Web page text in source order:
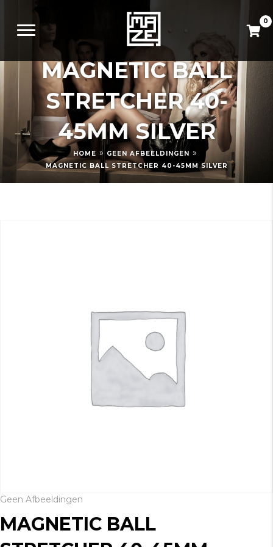
0
MAGNETIC BALL
STRETCHER 40-
45MM SILVER
HOME » GEEN AFBEELDINGEN »
MAGNETIC BALL STRETCHER 40-45MM SILVER
Geen Afbeeldingen
MAGNETIC BALL